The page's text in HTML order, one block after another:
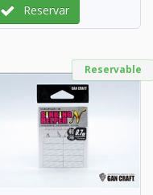
Reservar
Reservable